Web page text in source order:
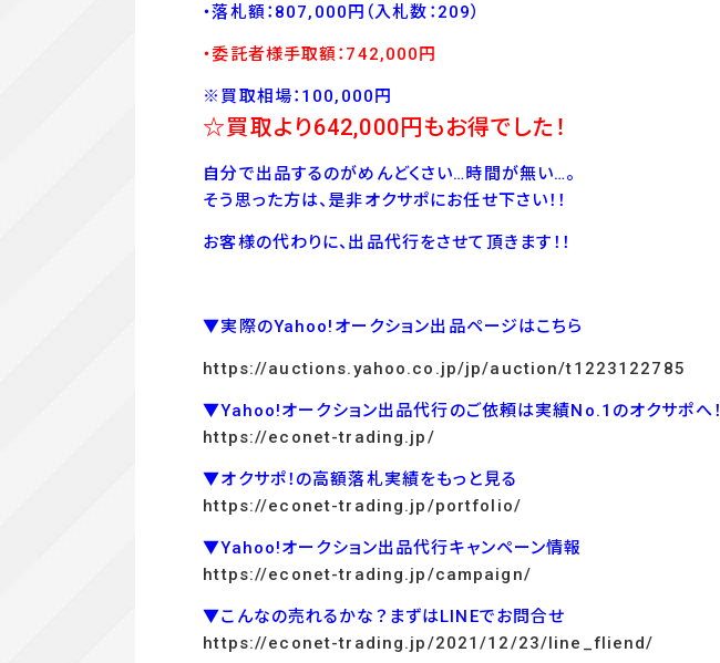
・落札額：807,000 円 （入札数：209）
・委託者様手取額：742,000円
※買取相場：100,000円
☆買取より642,000円もお得でした！
自分で出品するのがめんどくさい…時間が無い…。
そう思った方は、是非オクサポにお任せ下さい！！
お客様の代わりに、出品代行をさせて頂きます！！
▼実際のYahoo!オークション出品ページはこちら
https://auctions.yahoo.co.jp/jp/auction/t1223122785
▼Yahoo!オークション出品代行のご依頼は実績No.1のオクサポへ！
https://econet-trading.jp/
▼オクサポ！の高額落札実績をもっと見る
https://econet-trading.jp/portfolio/
▼Yahoo!オークション出品代行キャンペーン情報
https://econet-trading.jp/campaign/
▼こんなの売れるかな？まずはLINEでお問合せ
https://econet-trading.jp/2021/12/23/line_fliend/